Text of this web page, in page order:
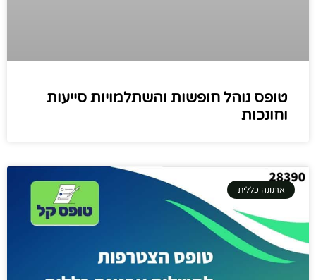
טופס נוהל חופשות והשתלמויות סייעות
וחונכות
ארנונה כללית